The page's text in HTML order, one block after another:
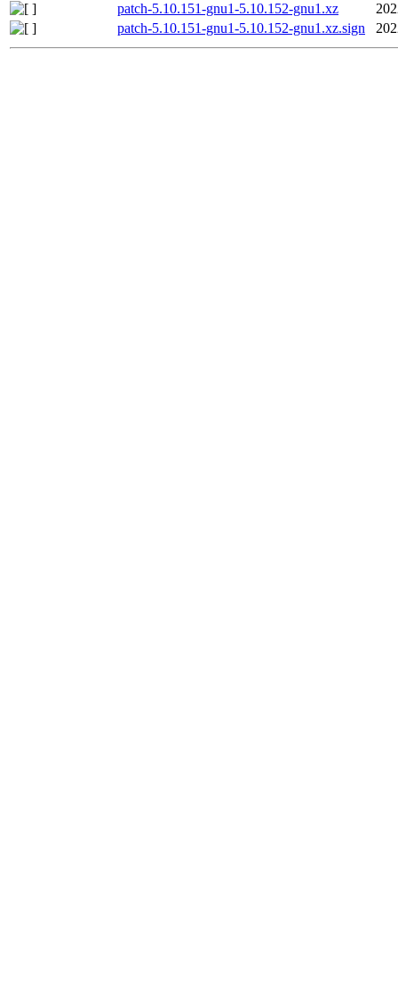
patch-5.10.151-gnu1-5.10.152-gnu1.xz
patch-5.10.151-gnu1-5.10.152-gnu1.xz.sign